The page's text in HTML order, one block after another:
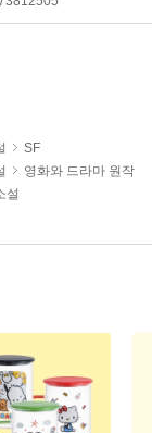
SF
영화와 드라마 원작
설